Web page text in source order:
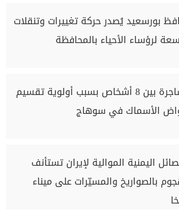
بورسعيد يُصدر حركة تغييرات وتنقلات
لرؤساء الأحياء بالمحافظة
مشاجرة بين 8 أشخاص بسبب أولوية تقسيم
الأسماك في سوهاج
اليمنية الموالية لإيران تستأنف
بالصواريخ والمسيّرات على ميناء